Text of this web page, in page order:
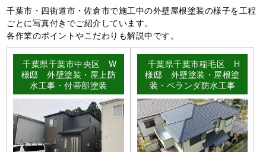
千葉市・四街道市・佐倉市で施工中の外壁屋根塗装の様子を工程
ごとに写真付きでご紹介しています。
各作業のポイントやこだわりも解説中です。
千葉県千葉市中央区 W
様邸 外壁塗装・屋上防
水工事・付帯部塗装
千葉県千葉市稲毛区 H
様邸 外壁塗装・屋根塗
装・ベランダ防水工事